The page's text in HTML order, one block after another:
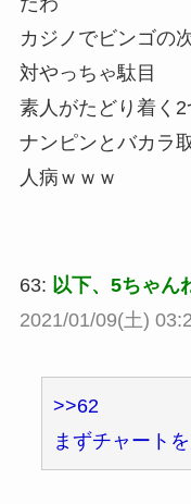
カジノでビンゴの
対やっちゃ駄目
素人がたどり着く2
ナンピンとバカラ
人病ｗｗｗ
63: 以下、5ちゃん
2021/01/09(土)
>>62
まずチャート